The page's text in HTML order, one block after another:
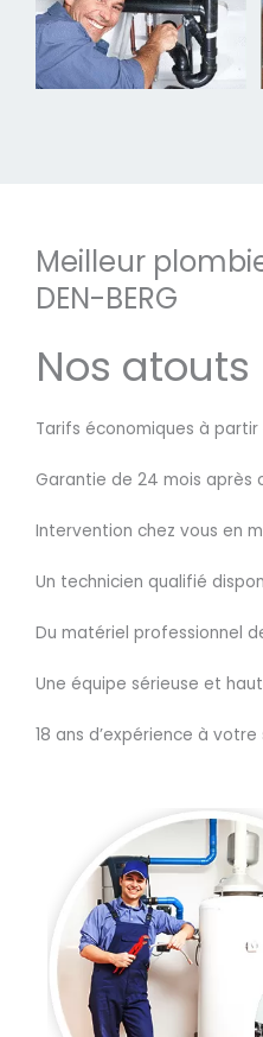
Meilleur
DEN-BERG
Nos atouts
Tarifs économiques à
Garantie de 24 mois après
Intervention chez vous en
Un technicien qualifié
Du matériel professionnel
Une équipe sérieuse et
18 ans d’expérience à votre